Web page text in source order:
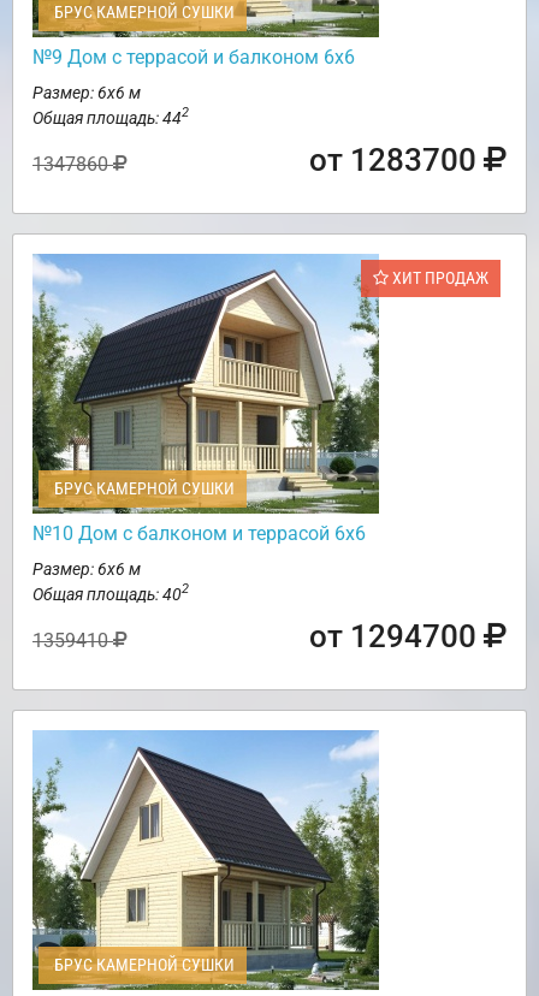
БРУС КАМЕРНОЙ СУШКИ
№9 Дом с террасой и балконом 6х6
Размер: 6х6 м
Общая площадь: 442
1347860 от 1283700
ХИТ ПРОДАЖ
БРУС КАМЕРНОЙ СУШКИ
№10 Дом с балконом и террасой 6х6
Размер: 6х6 м
Общая площадь: 402
1359410 от 1294700
БРУС КАМЕРНОЙ СУШКИ